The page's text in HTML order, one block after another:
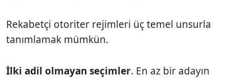
Rekabetçi otoriter rejimleri üç temel unsurla
tanımlamak mümkün.
İlki adil olmayan seçimler. En az bir adayın